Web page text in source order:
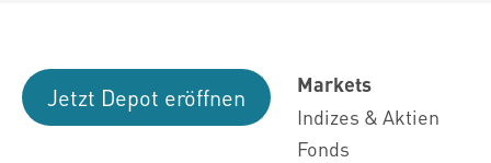
Jetzt Depot eröffnen
Markets
Indizes & Aktien
Fonds